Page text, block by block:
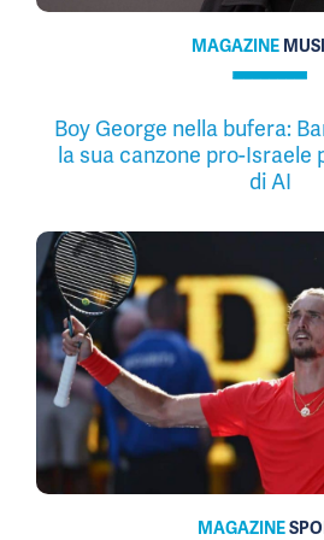
MAGAZINE
Boy George nella bufera:
la sua canzone pro-Israele
di AI
MAGAZINE